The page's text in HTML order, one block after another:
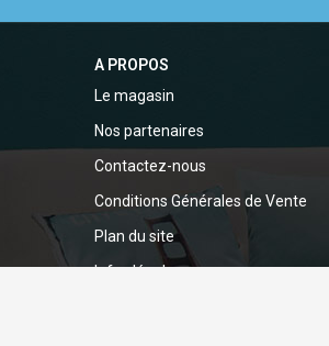
A PROPOS
Le magasin
Nos partenaires
Contactez-nous
Conditions Générales de Vente
Plan du site
Infos légales